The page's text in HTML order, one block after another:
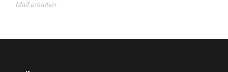
Mail erhalten.